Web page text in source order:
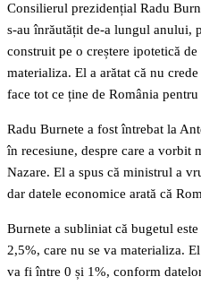
Consilierul prezidențial Radu
s-au înrăutățit de-a lungul anului,
construit pe o creștere ipotetică
materializa. El a arătat că nu
face tot ce ține de România
Radu Burnete a fost întrebat la
în recesiune, despre care a vorbit
Nazare. El a spus că ministrul a
dar datele economice arată că
Burnete a subliniat că bugetul
2,5%, care nu se va materializa.
va fi între 0 și 1%, conform